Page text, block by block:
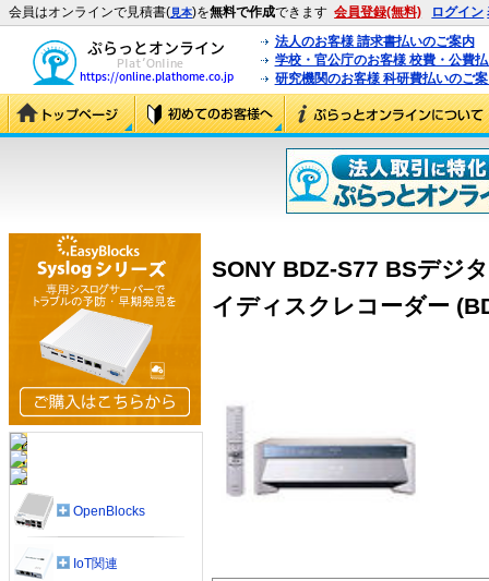
会員はオンラインで見積書(見本)を無料で作成できます 会員登録(無料) ログイン
法人のお客様 請求書払いのご案内
学校・官公庁のお客様 校費・公費
研究機関のお客様 科研費払いのご
SONY BDZ-S77 BSデジ
イディスクレコーダー
OpenBlocks
IoT関連